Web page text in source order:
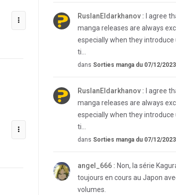
RuslanEldarkhanov :
I agree
manga releases are always
especially when they introduce
ti...
dans Sorties manga du 07/12/2023
RuslanEldarkhanov :
I agree
manga releases are always
especially when they introduce
ti...
dans Sorties manga du 07/12/2023
angel_666 : Non, la série
toujours en cours au Japon
volumes.